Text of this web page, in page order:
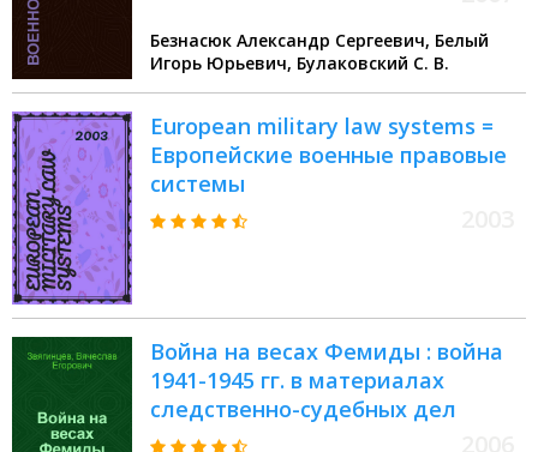
Безнасюк Александр Сергеевич, Белый
Игорь Юрьевич, Булаковский С. В.
European military law systems =
Европейские военные правовые
системы
Война на весах Фемиды : война
1941-1945 гг. в материалах
следственно-судебных дел